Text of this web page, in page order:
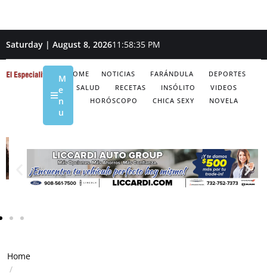
Saturday | August 8, 202611:58:36 PM
HOME NOTICIAS FARÁNDULA
DEPORTES
SALUD
RECETAS INSÓLITO
VIDEOS
HORÓSCOPO
CHICA SEXY NOVELA
M
e
n
u
Home
/